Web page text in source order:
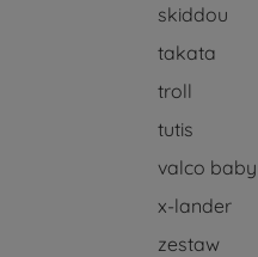
skiddou
takata
troll
tutis
valco baby
x-lander
zestaw